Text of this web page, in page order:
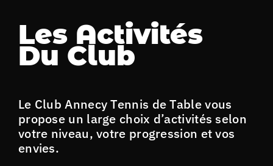
Les Activités
Du Club
Le Club Annecy Tennis de Table vous
propose un large choix d’activités selon
votre niveau, votre progression et vos
envies.